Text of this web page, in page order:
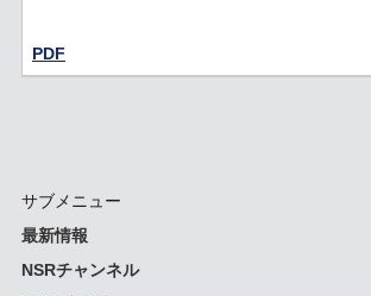
PDF
サブメニュー
最新情報
NSRチャンネル